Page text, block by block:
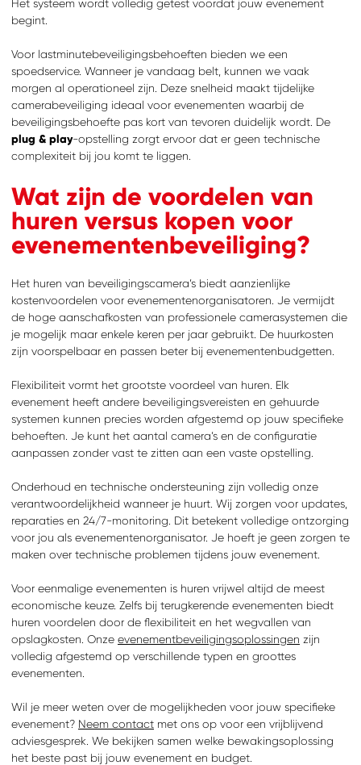
ZOEKEN
Waar ben je naar opzoek?
Het systeem wordt volledig getest voordat jouw evenement
begint.
Voor lastminutebeveiligingsbehoeften bieden we een
spoedservice. Wanneer je vandaag belt, kunnen we vaak
morgen al operationeel zijn. Deze snelheid maakt tijdelijke
camerabeveiliging ideaal voor evenementen waarbij de
beveiligingsbehoefte pas kort van tevoren duidelijk wordt. De
plug & play-opstelling zorgt ervoor dat er geen technische
complexiteit bij jou komt te liggen.
Wat zijn de voordelen van
huren versus kopen voor
evenementenbeveiliging?
Het huren van beveiligingscamera’s biedt aanzienlijke
kostenvoordelen voor evenementenorganisatoren. Je vermijdt
de hoge aanschafkosten van professionele camerasystemen die
je mogelijk maar enkele keren per jaar gebruikt. De huurkosten
zijn voorspelbaar en passen beter bij evenementenbudgetten.
Flexibiliteit vormt het grootste voordeel van huren. Elk
evenement heeft andere beveiligingsvereisten en gehuurde
systemen kunnen precies worden afgestemd op jouw specifieke
behoeften. Je kunt het aantal camera’s en de configuratie
aanpassen zonder vast te zitten aan een vaste opstelling.
Onderhoud en technische ondersteuning zijn volledig onze
verantwoordelijkheid wanneer je huurt. Wij zorgen voor updates,
reparaties en 24/7-monitoring. Dit betekent volledige ontzorging
voor jou als evenementenorganisator. Je hoeft je geen zorgen te
maken over technische problemen tijdens jouw evenement.
Voor eenmalige evenementen is huren vrijwel altijd de meest
economische keuze. Zelfs bij terugkerende evenementen biedt
huren voordelen door de flexibiliteit en het wegvallen van
opslagkosten. Onze evenementbeveiligingsoplossingen zijn
volledig afgestemd op verschillende typen en groottes
evenementen.
Wil je meer weten over de mogelijkheden voor jouw specifieke
evenement? Neem contact met ons op voor een vrijblijvend
adviesgesprek. We bekijken samen welke bewakingsoplossing
het beste past bij jouw evenement en budget.